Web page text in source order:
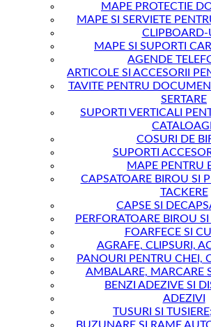
MAPE PROTECTIE
MAPE SI SERVIETE
CLIPBOARD-
MAPE SI SUPORTI
AGENDE
ARTICOLE SI ACCESORII
TAVITE PENTRU
SERTARE
SUPORTI VERTICALI
COSURI DE
SUPORTI
MAPE PENTRU
CAPSATOARE BIROU SI
TACKERE
CAPSE SI
PERFORATOARE BIROU
FOARFECE SI
AGRAFE, CLIPSURI,
PANOURI PENTRU CHEI,
AMBALARE, MARCARE
BENZI ADEZIVE SI
ADEZIVI
TUSURI SI